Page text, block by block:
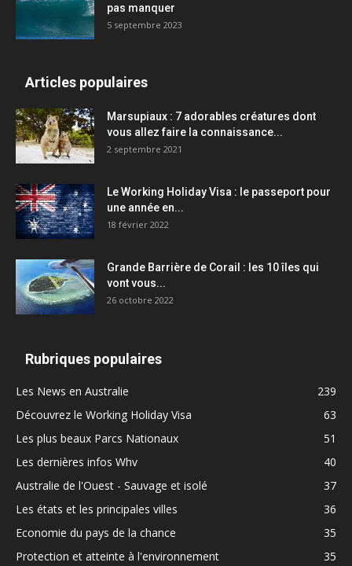
pas manquer
5 septembre 2023
Articles populaires
Marsupiaux : 7 adorables créatures dont
vous allez faire la connaissance...
2 septembre 2021
Le Working Holiday Visa : le passeport pour
une année en...
18 février 2022
Grande Barrière de Corail : les 10 îles qui
vont vous...
26 octobre 2022
Rubriques populaires
Les News en Australie
239
Découvrez le Working Holiday Visa
63
Les plus beaux Parcs Nationaux
51
Les dernières infos Whv
40
Australie de l'Ouest - Sauvage et isolé
37
Les états et les principales villes
36
Economie du pays de la chance
35
Protection et atteinte à l'environnement
35